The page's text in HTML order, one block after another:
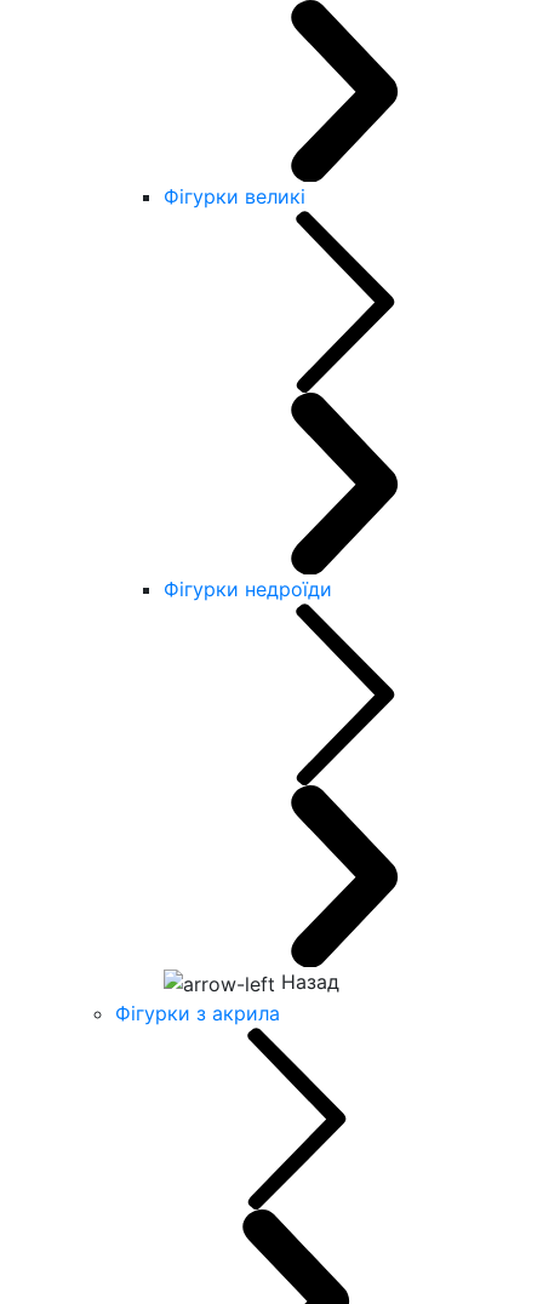
Фігурки великі
Фігурки недроїди
Назад
Фігурки з акрила